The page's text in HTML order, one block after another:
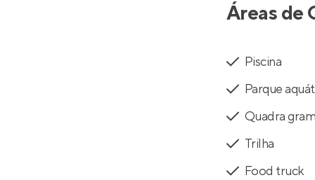
Áreas de
Piscina
Parque
Quadra
Trilha
Food truck